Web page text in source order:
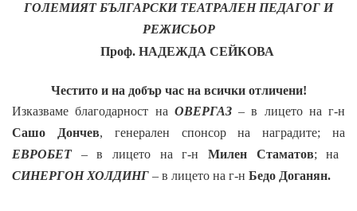
ГОЛЕМИЯТ БЪЛГАРСКИ ТЕАТРАЛЕН ПЕДАГОГ И
РЕЖИСЬОР
Проф. НАДЕЖДА СЕЙКОВА
Честито и на добър час на всички отличени!
Изказваме благодарност на ОВЕРГАЗ– в лицето на г-н
Сашо Дончев, генерален спонсор на наградите;на
ЕВРОБЕТ– в лицето на г-н Милен Стаматов; на
СИНЕРГОН ХОЛДИНГ – в лицето на г-н Бедо Доганян.